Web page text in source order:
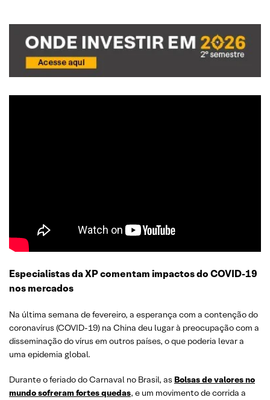
Especialistas da XP comentam impactos do COVID-19
nos mercados
Na última semana de fevereiro, a esperança com a contenção do
coronavírus (COVID-19) na China deu lugar à preocupação com a
disseminação do vírus em outros países, o que poderia levar a
uma epidemia global.
Durante o feriado do Carnaval no Brasil, as Bolsas de valores no
mundo sofreram fortes quedas, e um movimento de corrida a